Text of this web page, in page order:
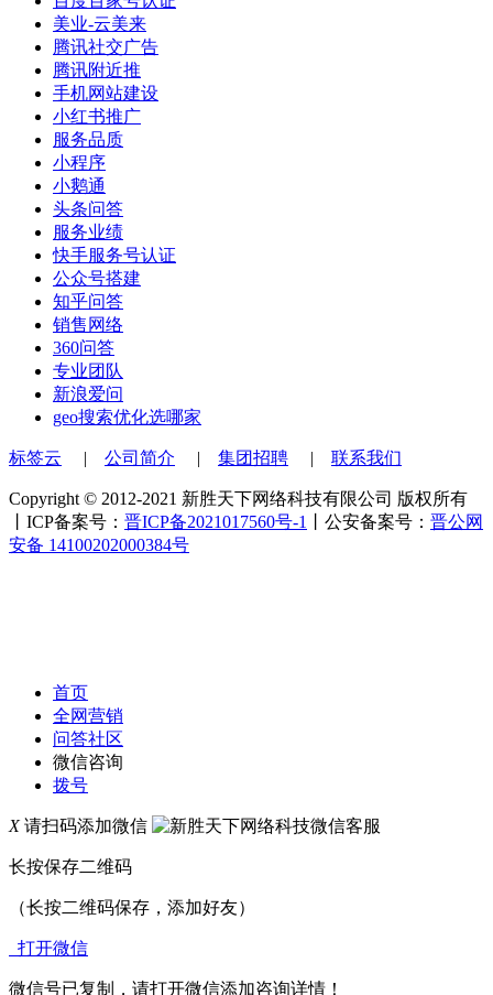
美业-云美来
腾讯社交广告
腾讯附近推
手机网站建设
小红书推广
服务品质
小程序
小鹅通
头条问答
服务业绩
快手服务号认证
公众号搭建
知乎问答
销售网络
360问答
专业团队
新浪爱问
geo搜索优化选哪家
标签云 | 公司简介 | 集团招聘 | 联系我们
Copyright © 2012-2021 新胜天下网络科技有限公司 版权所有
丨ICP备案号： 晋ICP备2021017560号-1 丨公安备案号： 晋公网
安备 14100202000384号
首页
全网营销
问答社区
微信咨询
拨号
X请扫码添加微信
长按保存二维码
（长按二维码保存，添加好友）
打开微信
微信号已复制，请打开微信添加咨询详情！